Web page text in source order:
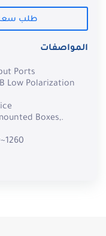
طلب
المواصفات
Ports
Low Polarization
Boxes,